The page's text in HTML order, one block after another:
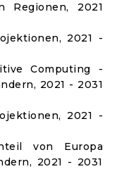
Regionen, 2021
2021 -
Computing -
2021 - 2031
2021 -
von Europa
2021 - 2031